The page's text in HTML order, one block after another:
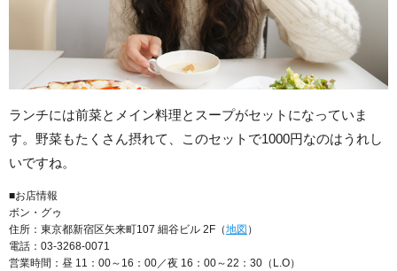
ランチには前菜とメイン料理とスープがセットになっていま
す。野菜もたくさん摂れて、このセットで1000円なのはうれし
いですね。
■お店情報
ボン・グゥ
住所：東京都新宿区矢来町107 細谷ビル 2F（地図 ）
電話：03-3268-0071
営業時間：昼 11：00～16：00／夜 16：00～22：30（L.O）